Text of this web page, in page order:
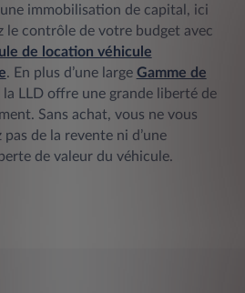
immobilisation de capital, ici
le contrôle de votre budget avec
de location véhicule
. En plus d’une large Gamme de
la LLD offre une grande liberté de
Sans achat, vous ne vous
pas de la revente ni d’une
de valeur du véhicule.